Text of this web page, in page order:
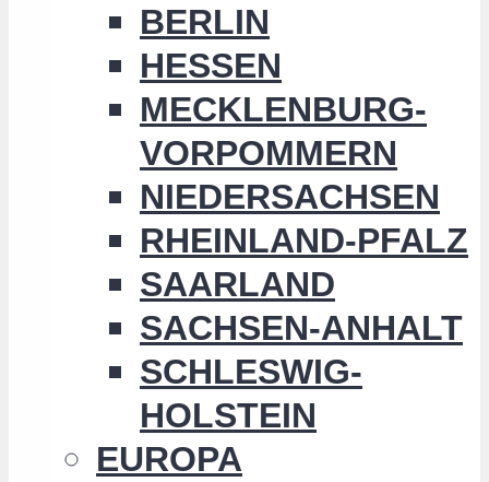
BERLIN
HESSEN
MECKLENBURG-
VORPOMMERN
NIEDERSACHSEN
RHEINLAND-PFALZ
SAARLAND
SACHSEN-ANHALT
SCHLESWIG-
HOLSTEIN
EUROPA